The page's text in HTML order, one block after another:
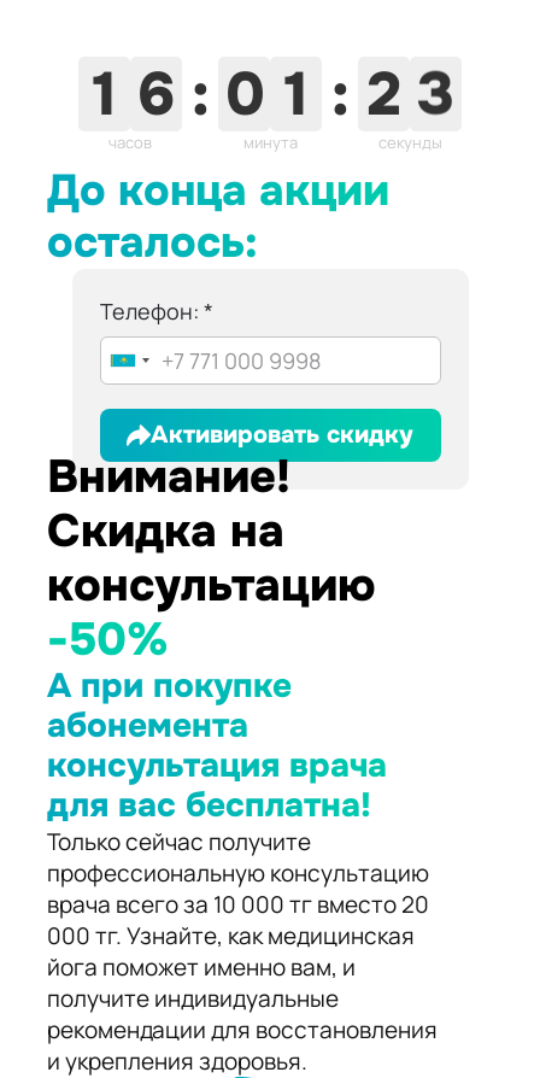
1 6 :
часов
0 1 :
минута
2 2
секунда
До конца акции
осталось:
Телефон:
Активировать скидку
Внимание!
Скидка на
консультацию
-50%
А при покупке
абонемента
консультация врача
для вас бесплатна!
Только сейчас получите
профессиональную консультацию
врача всего за 10 000 тг вместо 20
000 тг. Узнайте, как медицинская
йога поможет именно вам, и
получите индивидуальные
рекомендации для восстановления
и укрепления здоровья.